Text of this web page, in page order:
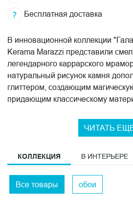
Бесплатная доставка
В инновационной коллекции
Kerama Marazzi представили
легендарного каррарского
натуральный рисунок камня
глиттером, создающим
придающим классическому
Уникальная техника тиснения не
создает изысканную
фактуру драгоценной ткани. Это
сочетание делает коллекцию
стилистических решений.
ЧИТАТЬ
КОЛЛЕКЦИЯ В ИНТЕРЬЕРЕ
Все товары обои